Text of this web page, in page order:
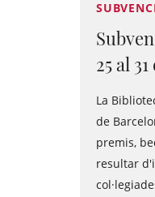
25 al
La
de
premis,
resultar